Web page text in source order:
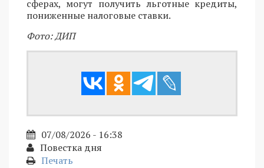
сферах, могут получить льготные кредиты,
пониженные налоговые ставки.
Фото: ДИП
07/08/2026 - 16:38
Повестка дня
Печать